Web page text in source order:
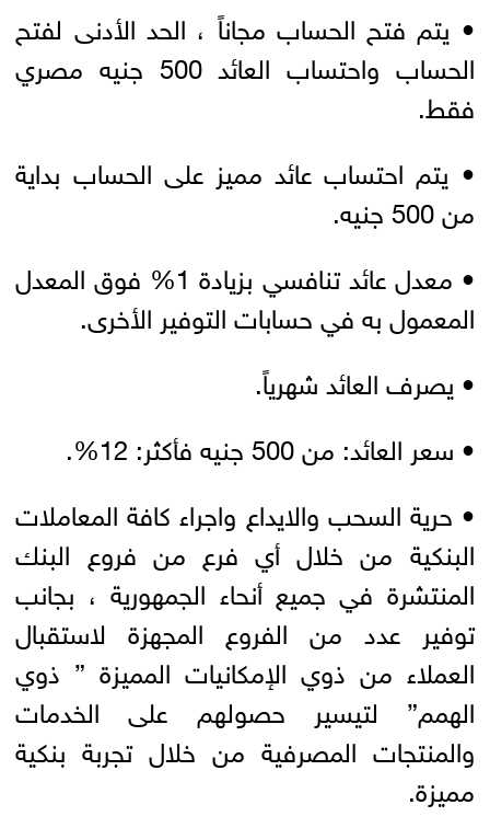
• يتم فتح الحساب مجاناً ، الحد الأدنى لفتح
الحساب واحتساب العائد 500 جنيه مصري
فقط.
• يتم احتساب عائد مميز على الحساب بداية
من 500 جنيه.
• معدل عائد تنافسي بزيادة 1% فوق المعدل
المعمول به في حسابات التوفير الأخرى.
• يصرف العائد شهرياً.
• سعر العائد: من 500 جنيه فأكثر: 12%.
• حرية السحب والايداع واجراء كافة المعاملات
البنكية من خلال أي فرع من فروع البنك
المنتشرة في جميع أنحاء الجمهورية ، بجانب
توفير عدد من الفروع المجهزة لاستقبال
العملاء من ذوي الإمكانيات المميزة ” ذوي
الهمم” لتيسير حصولهم على الخدمات
والمنتجات المصرفية من خلال تجربة بنكية
مميزة.